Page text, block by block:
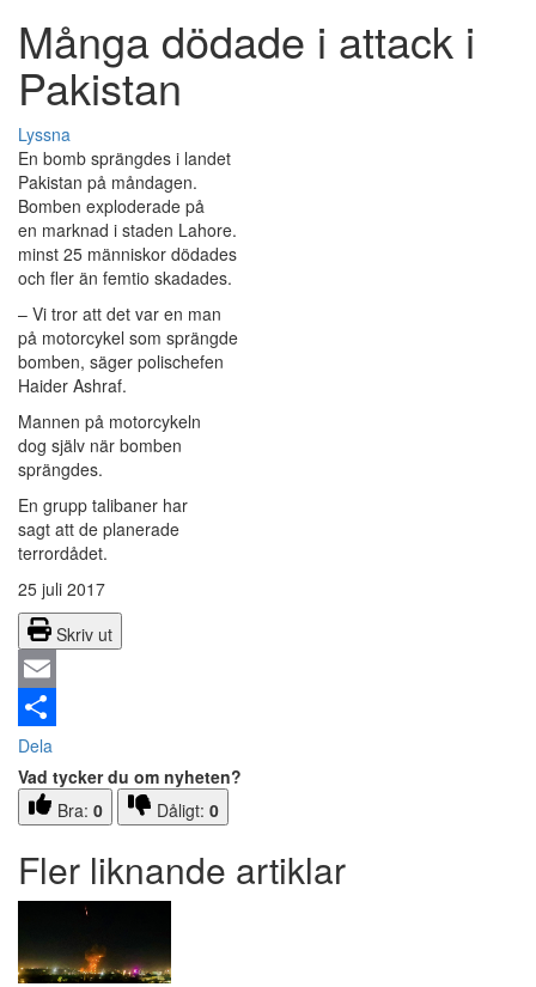
Många dödade i attack i
Pakistan
Lyssna
En bomb sprängdes i landet
Pakistan på måndagen.
Bomben exploderade på
en marknad i staden Lahore.
minst 25 människor dödades
och fler än femtio skadades.
– Vi tror att det var en man
på motorcykel som sprängde
bomben, säger polischefen
Haider Ashraf.
Mannen på motorcykeln
dog själv när bomben
sprängdes.
En grupp talibaner har
sagt att de planerade
terrordådet.
25 juli 2017
Skriv ut
Email
Dela
Vad tycker du om nyheten?
Bra: 0 Dåligt: 0
Fler liknande artiklar